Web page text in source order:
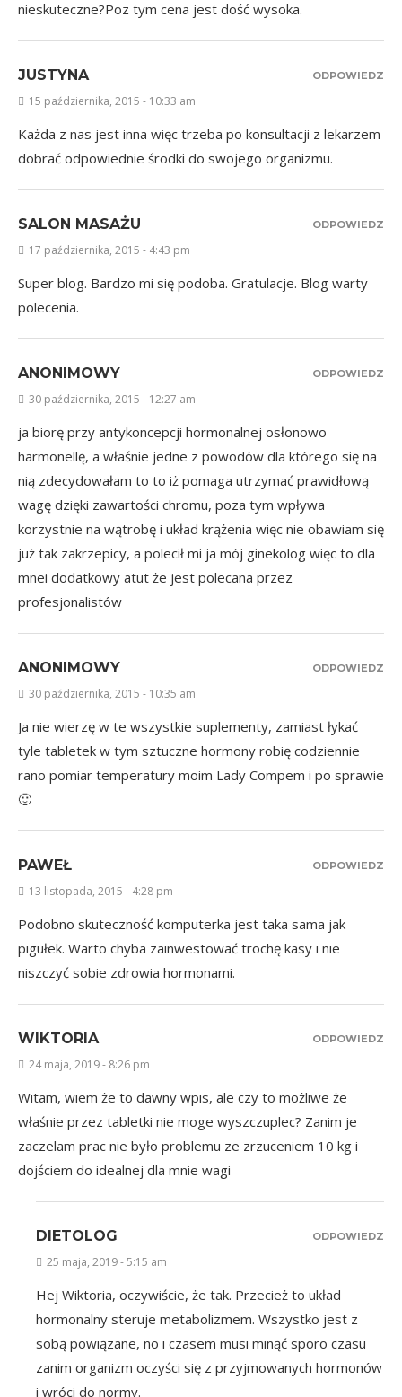
nieskuteczne?Poz tym cena jest dość wysoka.
JUSTYNA
15 października, 2015 - 10:33 am
Każda z nas jest inna więc trzeba po konsultacji z lekarzem
dobrać odpowiednie środki do swojego organizmu.
ODPOWIEDZ
SALON MASAŻU
17 października, 2015 - 4:43 pm
Super blog. Bardzo mi się podoba. Gratulacje. Blog warty
polecenia.
ODPOWIEDZ
ANONIMOWY
30 października, 2015 - 12:27 am
ja biorę przy antykoncepcji hormonalnej osłonowo
harmonellę, a właśnie jedne z powodów dla którego się na
nią zdecydowałam to to iż pomaga utrzymać prawidłową
wagę dzięki zawartości chromu, poza tym wpływa
korzystnie na wątrobę i układ krążenia więc nie obawiam się
już tak zakrzepicy, a polecił mi ja mój ginekolog więc to dla
mnei dodatkowy atut że jest polecana przez
profesjonalistów
ODPOWIEDZ
ANONIMOWY
30 października, 2015 - 10:35 am
Ja nie wierzę w te wszystkie suplementy, zamiast łykać
tyle tabletek w tym sztuczne hormony robię codziennie
rano pomiar temperatury moim Lady Compem i po sprawie
🙂
ODPOWIEDZ
PAWEŁ
13 listopada, 2015 - 4:28 pm
Podobno skuteczność komputerka jest taka sama jak
pigułek. Warto chyba zainwestować trochę kasy i nie
niszczyć sobie zdrowia hormonami.
ODPOWIEDZ
WIKTORIA
24 maja, 2019 - 8:26 pm
Witam, wiem że to dawny wpis, ale czy to możliwe że
właśnie przez tabletki nie moge wyszczuplec? Zanim je
zaczelam prac nie było problemu ze zrzuceniem 10 kg i
dojściem do idealnej dla mnie wagi
ODPOWIEDZ
DIETOLOG
25 maja, 2019 - 5:15 am
Hej Wiktoria, oczywiście, że tak. Przecież to układ
hormonalny steruje metabolizmem. Wszystko jest z
sobą powiązane, no i czasem musi minąć sporo czasu
zanim organizm oczyści się z przyjmowanych hormonów
i wróci do normy.
ODPOWIEDZ